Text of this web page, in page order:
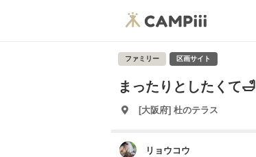
ファミリー 区画サイト
まったりとしたくて🛁
[大阪府] 杜のテラス
リョウコウ